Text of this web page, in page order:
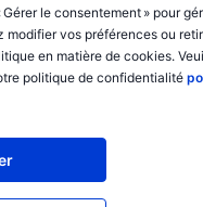
le consentement » pour
modifier vos préférences ou
en matière de cookies.
politique de confidentialité
XXXXXXX